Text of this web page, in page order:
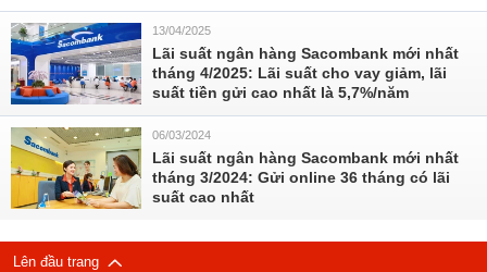
13/04/2025
Lãi suất ngân hàng Sacombank mới nhất
tháng 4/2025: Lãi suất cho vay giảm, lãi
suất tiền gửi cao nhất là 5,7%/năm
06/03/2024
Lãi suất ngân hàng Sacombank mới nhất
tháng 3/2024: Gửi online 36 tháng có lãi
suất cao nhất
Lên đầu trang